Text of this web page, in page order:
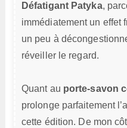
Défatigant Patyka,
immédiatement un effet
un peu à
réveiller le regard.
Quant au porte-savon
prolonge parfaitement
cette édition. De mon